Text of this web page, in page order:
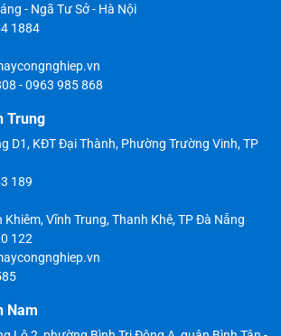
- Ngã Tư Sở - Hà Nội
1884
-0963 985 868
Trung
D1, KĐT Đại Thành, Phường Trường Vinh, TP
189
Khiêm, Vĩnh Trung, Thanh Khê, TP Đà Nẵng
122
Nam